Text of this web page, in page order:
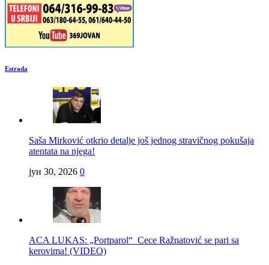
Estrada
Saša Mirković otkrio detalje još jednog stravičnog pokušaja
atentata na njega!
јун 30, 2026 0
ACA LUKAS: „Portparol“ Cece Ražnatović se pari sa
kerovima! (VIDEO)